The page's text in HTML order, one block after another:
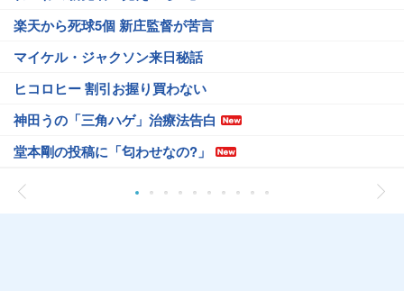
楽天から死球5個 新庄監督が苦言
マイケル・ジャクソン来日秘話
ヒコロヒー 割引お握り買わない
神田うの「三角ハゲ」治療法告白
堂本剛の投稿に「匂わせなの?」